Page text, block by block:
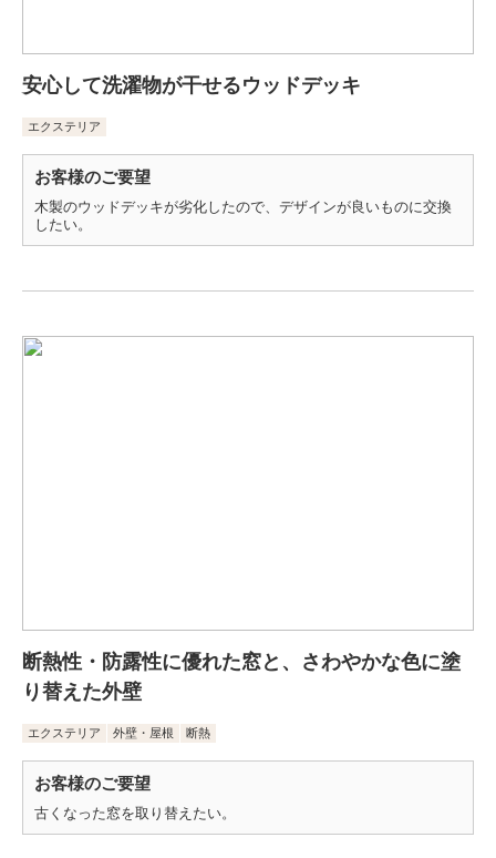
安心して洗濯物が干せるウッドデッキ
エクステリア
お客様のご要望
木製のウッドデッキが劣化したので、デザインが良いものに交換
したい。
断熱性・防露性に優れた窓と、さわやかな色に塗
り替えた外壁
エクステリア 外壁・屋根 断熱
お客様のご要望
古くなった窓を取り替えたい。